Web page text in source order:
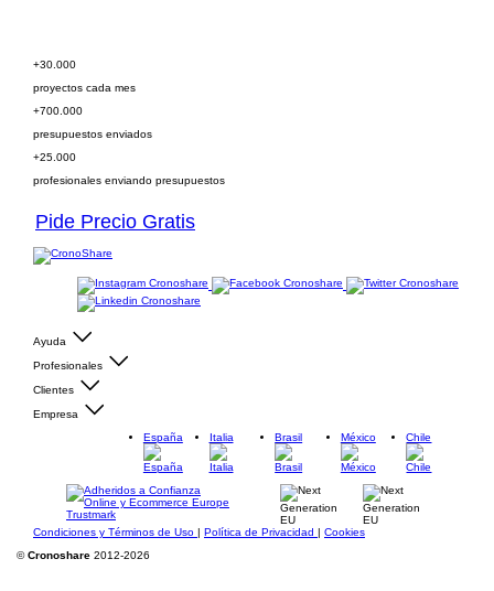
+30.000
proyectos cada mes
+700.000
presupuestos enviados
+25.000
profesionales enviando presupuestos
Pide Precio Gratis
Ayuda
Profesionales
Clientes
Empresa
España
Italia Brasil México Chile
Condiciones y Términos de Uso | Política de Privacidad | Cookies
©Cronoshare 2012-2026